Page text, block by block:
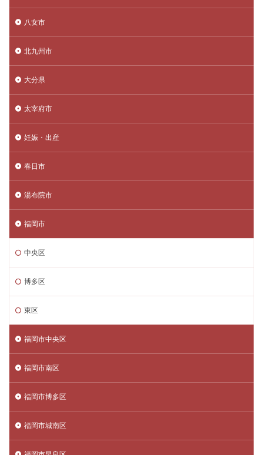
八女市
北九州市
大分県
太宰府市
妊娠・出産
春日市
湯布院市
福岡市
中央区
博多区
東区
福岡市中央区
福岡市南区
福岡市博多区
福岡市城南区